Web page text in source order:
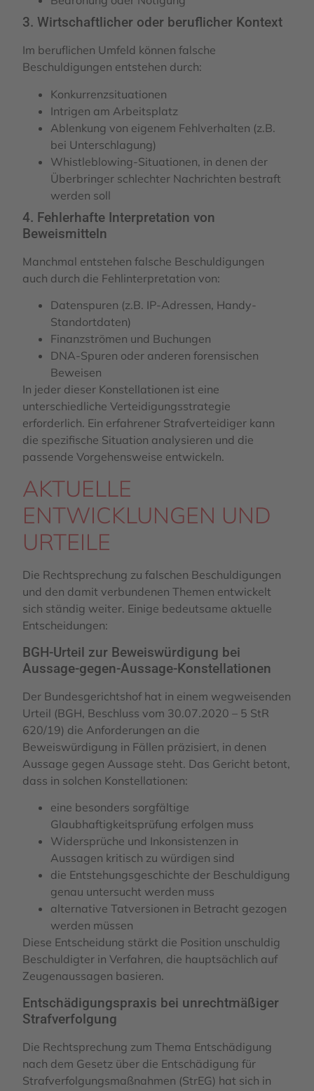
3. Wirtschaftlicher oder beruflicher Kontext
Im beruflichen Umfeld können falsche
Beschuldigungen entstehen durch:
Konkurrenzsituationen
Intrigen am Arbeitsplatz
Ablenkung von eigenem Fehlverhalten (z.B.
bei Unterschlagung)
Whistleblowing-Situationen, in denen der
Überbringer schlechter Nachrichten bestraft
werden soll
4. Fehlerhafte Interpretation von
Beweismitteln
Manchmal entstehen falsche Beschuldigungen
auch durch die Fehlinterpretation von:
Datenspuren (z.B. IP-Adressen, Handy-
Standortdaten)
Finanzströmen und Buchungen
DNA-Spuren oder anderen forensischen
Beweisen
In jeder dieser Konstellationen ist eine
unterschiedliche Verteidigungsstrategie
erforderlich. Ein erfahrener Strafverteidiger kann
die spezifische Situation analysieren und die
passende Vorgehensweise entwickeln.
AKTUELLE
ENTWICKLUNGEN UND
URTEILE
Die Rechtsprechung zu falschen Beschuldigungen
und den damit verbundenen Themen entwickelt
sich ständig weiter. Einige bedeutsame aktuelle
Entscheidungen:
BGH-Urteil zur Beweiswürdigung bei
Aussage-gegen-Aussage-Konstellationen
Der Bundesgerichtshof hat in einem wegweisenden
Urteil (BGH, Beschluss vom 30.07.2020 – 5 StR
620/19) die Anforderungen an die
Beweiswürdigung in Fällen präzisiert, in denen
Aussage gegen Aussage steht. Das Gericht betont,
dass in solchen Konstellationen:
eine besonders sorgfältige
Glaubhaftigkeitsprüfung erfolgen muss
Widersprüche und Inkonsistenzen in
Aussagen kritisch zu würdigen sind
die Entstehungsgeschichte der Beschuldigung
genau untersucht werden muss
alternative Tatversionen in Betracht gezogen
werden müssen
Diese Entscheidung stärkt die Position unschuldig
Beschuldigter in Verfahren, die hauptsächlich auf
Zeugenaussagen basieren.
Entschädigungspraxis bei unrechtmäßiger
Strafverfolgung
Die Rechtsprechung zum Thema Entschädigung
nach dem Gesetz über die Entschädigung für
Strafverfolgungsmaßnahmen (StrEG) hat sich in